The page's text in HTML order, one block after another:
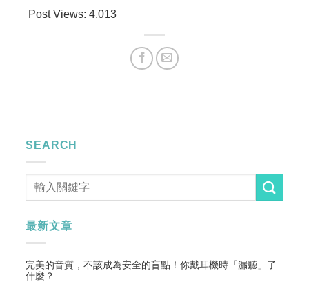
Post Views:4,013
SEARCH
最新文章
完美的音質，不該成為安全的盲點！你戴耳機時「漏聽」了
什麼？